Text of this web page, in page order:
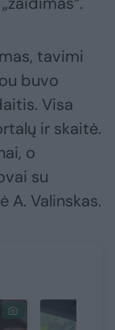
tavimi
buvo
Visa
ir skaitė.
o
su
A. Valinskas.